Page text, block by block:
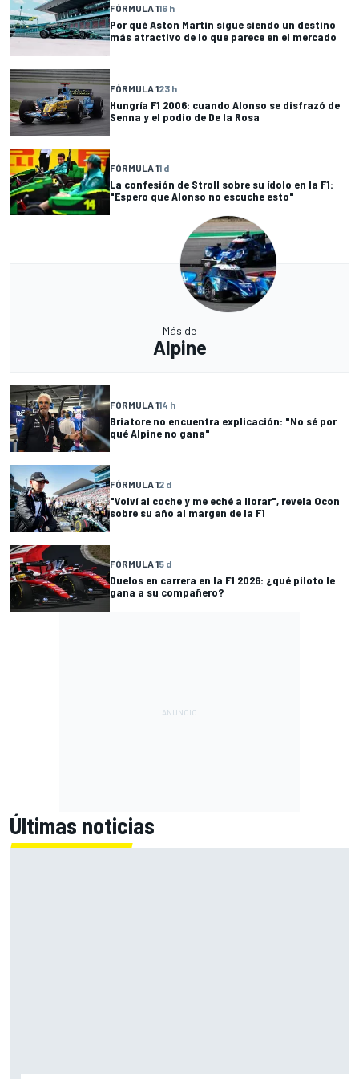
FÓRMULA 116 h
Por qué Aston Martin sigue siendo un destino
más atractivo de lo que parece en el mercado
FÓRMULA 123 h
Hungría F1 2006: cuando Alonso se disfrazó de
Senna y el podio de De la Rosa
FÓRMULA 11 d
La confesión de Stroll sobre su ídolo en la F1:
"Espero que Alonso no escuche esto"
Más de
Alpine
FÓRMULA 114 h
Briatore no encuentra explicación: "No sé por
qué Alpine no gana"
FÓRMULA 12 d
"Volví al coche y me eché a llorar", revela Ocon
sobre su año al margen de la F1
FÓRMULA 15 d
Duelos en carrera en la F1 2026: ¿qué piloto le
gana a su compañero?
Últimas noticias